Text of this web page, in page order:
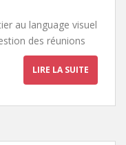
au language visuel
des réunions
LIRE LA SUITE